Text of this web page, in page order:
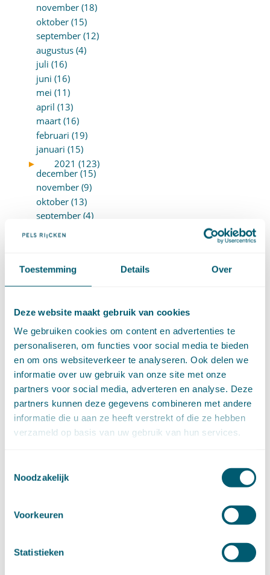
Toestemming Details Over
Deze website maakt gebruik van cookies
We gebruiken cookies om content en advertenties te
personaliseren, om functies voor social media te bieden
en om ons websiteverkeer te analyseren. Ook delen we
informatie over uw gebruik van onze site met onze
partners voor social media, adverteren en analyse. Deze
partners kunnen deze gegevens combineren met andere
informatie die u aan ze heeft verstrekt of die ze hebben
verzameld op basis van uw gebruik van hun services.
Noodzakelijk
Voorkeuren
Statistieken
november (18)
oktober (15)
september (12)
augustus (4)
juli (16)
juni (16)
mei (11)
april (13)
maart (16)
februari (19)
januari (15)
►
2021 (123)
december (15)
november (9)
oktober (13)
september (4)
augustus (7)
mei (6)
april (11)
februari (11)
januari (15)
►
2020 (154)
december (6)
november (14)
oktober (14)
september (8)
augustus (2)
juli (20)
juni (14)
maart (15)
januari (17)
november (8)